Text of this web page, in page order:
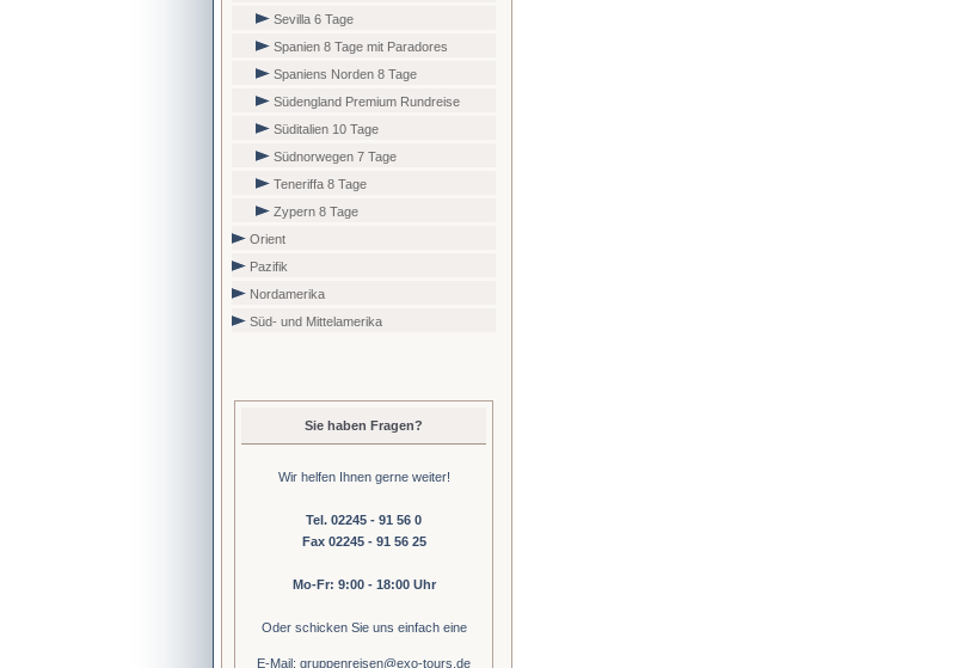
Sevilla 6 Tage
Spanien 8 Tage mit Paradores
Spaniens Norden 8 Tage
Südengland Premium Rundreise
Süditalien 10 Tage
Südnorwegen 7 Tage
Teneriffa 8 Tage
Zypern 8 Tage
Orient
Pazifik
Nordamerika
Süd- und Mittelamerika
Sie haben Fragen?
Wir helfen Ihnen gerne weiter!
Tel. 02245 - 91 56 0
Fax 02245 - 91 56 25
Mo-Fr: 9:00 - 18:00 Uhr
Oder schicken Sie uns einfach eine
E-Mail: gruppenreisen@exo-tours.de